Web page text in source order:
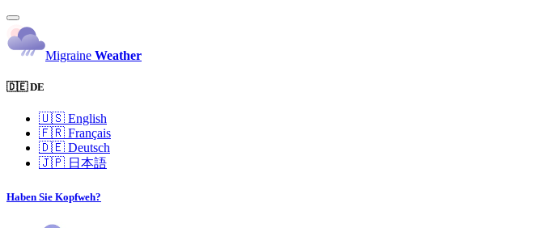
Migraine Weather
🇩🇪 DE
🇺🇸 English
🇫🇷 Français
🇩🇪 Deutsch
🇯🇵 日本語
Haben Sie Kopfweh?